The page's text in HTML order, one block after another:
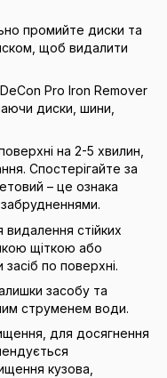
промийте диски та
щоб видалити
Pro Iron Remover
диски, шини,
на 2-5 хвилин,
Спостерігайте за
– це ознака
видалення стійких
щіткою або
по поверхні.
засобу та
струменем води.
для досягнення
кузова,